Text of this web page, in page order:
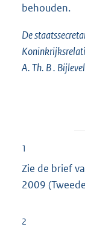
behouden.
De
A. Th. B .
1
Zie de brief
2009
2